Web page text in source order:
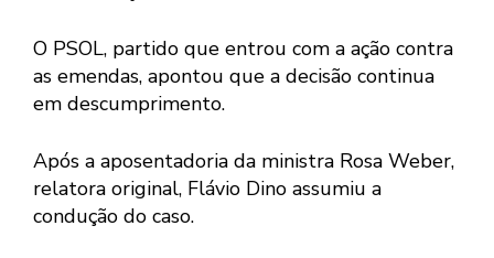
O PSOL, partido que entrou com a ação contra
as emendas, apontou que a decisão continua
em descumprimento.
Após a aposentadoria da ministra Rosa Weber,
relatora original, Flávio Dino assumiu a
condução do caso.